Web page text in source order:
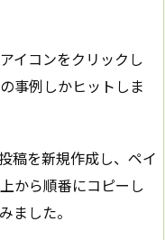
イコンをクリックし
事例しかヒットしま
稿を新規作成し、ペイ
から順番にコピーし
ました。